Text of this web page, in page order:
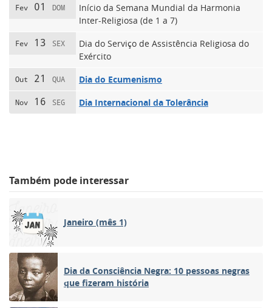
Fev 01 DOM
Início da Semana Mundial da Harmonia
Inter-Religiosa (de 1 a 7)
Fev 13 SEX
Dia do Serviço de Assistência Religiosa do
Exército
Out 21 QUA Dia do Ecumenismo
Nov 16 SEG Dia Internacional da Tolerância
Também pode interessar
Janeiro (mês 1)
Dia da Consciência Negra: 10 pessoas negras
que fizeram história